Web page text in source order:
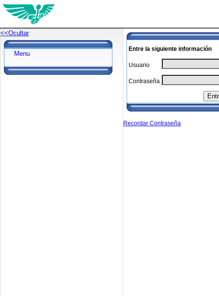
<<Ocultar
Menu
Entre la siguiente información
Usuario
Contraseña
Recordar Contraseña